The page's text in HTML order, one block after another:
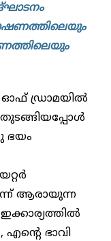
ഡ്രാമയിൽ
ഭയം
ആരായുന്ന
ഭാവി